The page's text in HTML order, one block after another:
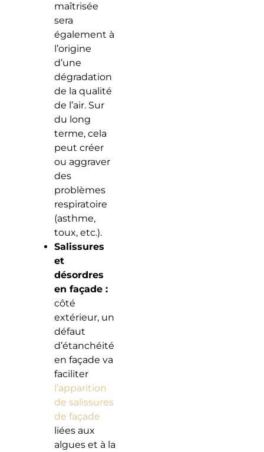
maîtrisée
sera
également à
l’origine
d’une
dégradation
de la qualité
de l’air. Sur
du long
terme, cela
peut créer
ou aggraver
des
problèmes
respiratoire
(asthme,
toux, etc.).
Salissures
et
désordres
en façade :
côté
extérieur, un
défaut
d’étanchéité
en façade va
faciliter
l’apparition
de salissures
de façade
liées aux
algues et à la